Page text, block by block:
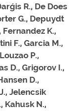
R., De Does
G., Depuydt
Fernandez K.,
F., Garcia M.,
P.,
D., Grigorov I.,
D.,
Jelencsik
Kahusk N.,